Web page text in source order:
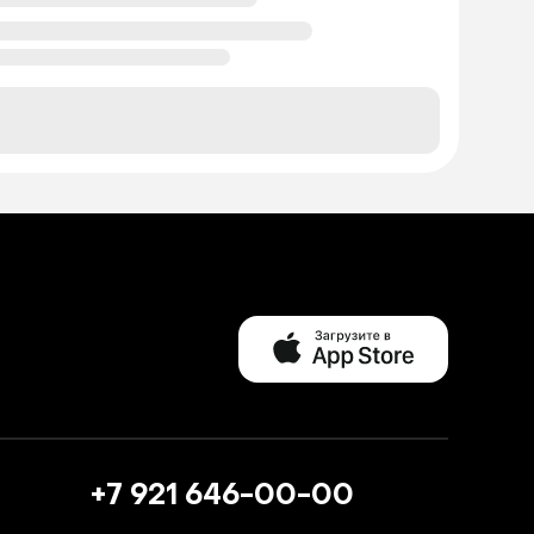
+7 921 646-00-00